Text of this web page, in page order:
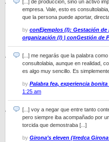
[...] de producción, sino un activo
empresa. Vale, esto es
que la persona puede aportar,
by conEjemplos (I): Gestación
organización (I) | conGestión de
[...] me negarás que la palabra
consultolabia, aunque en realidad,
es algo muy sencillo. Es
by Palabra fea, experiencia
1:25 am
[...] voy a negar que entre tanto
pero siempre iba acompañado por
torcida que demostraba [...]
by Girona’s eleven (#redca